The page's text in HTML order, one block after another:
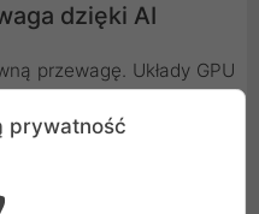
dzięki AI
przewagę. Układy GPU
3D i projektowania
RTX w najlepszych
aktualizowanymi
prywatność